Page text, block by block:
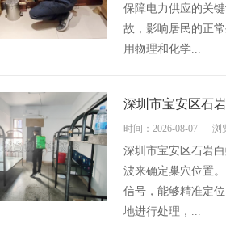
保障电力供应的关
故，影响居民的正
用物理和化学...
深圳市宝安区石
时间：2026-08-07 浏
深圳市宝安区石岩
波来确定巢穴位置
信号，能够精准定
地进行处理，...